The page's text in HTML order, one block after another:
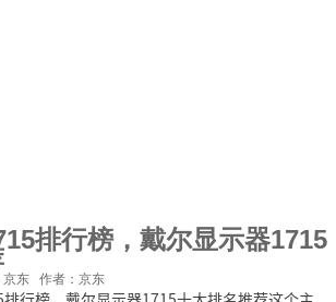
排行榜，戴尔显示器1715
京东 作者：京东